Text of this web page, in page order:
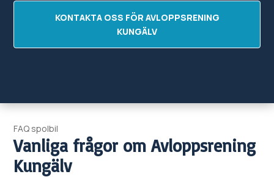
KONTAKTA OSS FÖR AVLOPPSRENING
KUNGÄLV
FAQ spolbil
Vanliga frågor omAvloppsrening
Kungälv